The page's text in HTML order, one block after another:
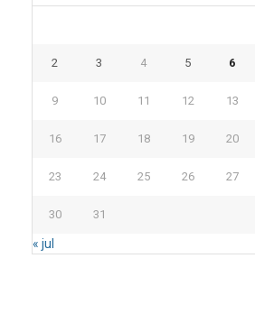
2 3 4 5 6
9 10 11 12 13
16 17 18 19 20
23 24 25 26 27
30 31
« jul